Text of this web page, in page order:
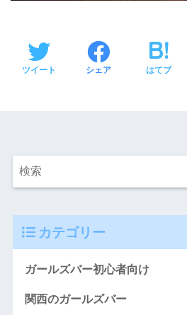
ツイート シェア はてブ
カテゴリー
ガールズバー初心者向け
関西のガールズバー